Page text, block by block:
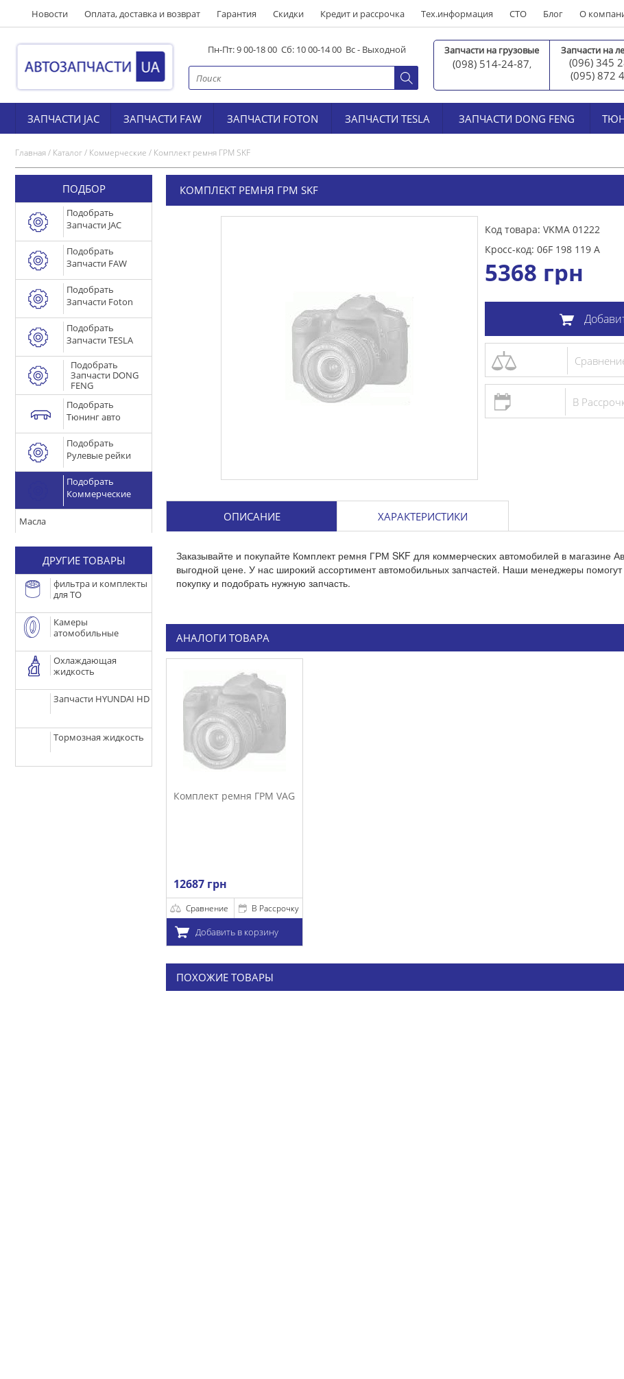
Новости Оплата, доставка и возврат Гарантия Скидки Кредит и рассрочка Тех.информация СТО Блог О
Пн-Пт: 9 00-18 00 Сб: 10 00-14 00 Вс - Выходной Запчасти на грузовые
(098) 514-24-87,
Запчасти на
(096) 345
(095) 872
ЗАПЧАСТИ JAC ЗАПЧАСТИ FAW ЗАПЧАСТИ FOTON ЗАПЧАСТИ TESLA ЗАПЧАСТИ DONG FENG
Главная/ Каталог/ Коммерческие / Комплект ремня ГРМ SKF
ПОДБОР
Подобрать
Запчасти JAC
Подобрать
Запчасти FAW
Подобрать
Запчасти Foton
Подобрать
Запчасти TESLA
Подобрать
Запчасти DONG
FENG
Подобрать
Тюнинг авто
Подобрать
Рулевые рейки
Подобрать
Коммерческие
Масла
ДРУГИЕ ТОВАРЫ
фильтра и комплекты
для ТО
Камеры
атомобильные
Охлаждающая
жидкость
Запчасти HYUNDAI HD
Тормозная жидкость
КОМПЛЕКТ РЕМНЯ ГРМ SKF
Код товара: VKMA 01222
Кросс-код: 06F 198 119 A
5368 грн
В
ОПИСАНИЕ ХАРАКТЕРИСТИКИ
Заказывайте и покупайте Комплект ремня ГРМ SKF для коммерческих автомобилей в магазине
выгодной цене. У нас широкий ассортимент автомобильных запчастей. Наши менеджеры
покупку и подобрать нужную запчасть.
АНАЛОГИ ТОВАРА
Комплект ремня ГРМ VAG
12687 грн
Сравнение В Рассрочку
Добавить в корзину
ПОХОЖИЕ ТОВАРЫ